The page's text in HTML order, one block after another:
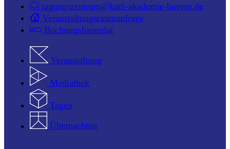
tagungszentrum@kath-akademie-bayern.de
Veranstaltungsraumanfrage
Buchungsformular
Veranstaltung
Mediathek
Tagen
Übernachten